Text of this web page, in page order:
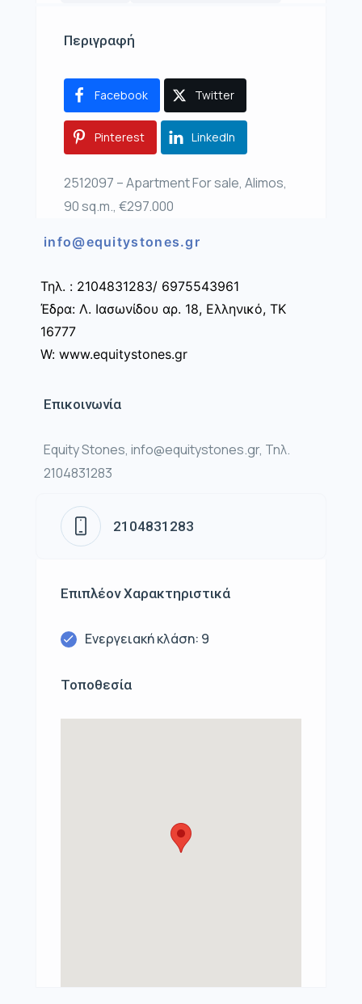
Περιγραφή
Facebook Twitter
Pinterest LinkedIn
2512097 – Apartment For sale, Alimos,
90 sq.m., €297.000
info@equitystones.gr
Τηλ. : 2104831283/ 6975543961
Έδρα: Λ. Ιασωνίδου αρ. 18, Ελληνικό, ΤΚ
16777
W: www.equitystones.gr
Επικοινωνία
Equity Stones, info@equitystones.gr, Τηλ.
2104831283
2104831283
Επιπλέον Χαρακτηριστικά
Ενεργειακή κλάση: 9
Τοποθεσία